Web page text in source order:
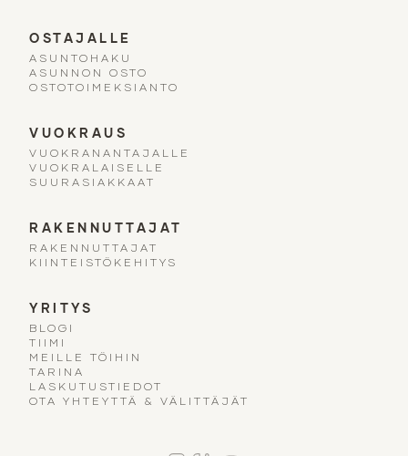
OSTAJALLE
ASUNTOHAKU
ASUNNON OSTO
OSTOTOIMEKSIANTO
VUOKRAUS
VUOKRANANTAJALLE
VUOKRALAISELLE
SUURASIAKKAAT
RAKENNUTTAJAT
RAKENNUTTAJAT
KIINTEISTÖKEHITYS
YRITYS
BLOGI
TIIMI
MEILLE TÖIHIN
TARINA
LASKUTUSTIEDOT
OTA YHTEYTTÄ & VÄLITTÄJÄT